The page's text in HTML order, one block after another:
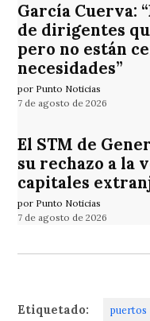
García Cuerva:
de dirigentes
pero no están
necesidades”
por Punto Noticias
7 de agosto de 2026
El STM de
su rechazo a la
capitales
por Punto Noticias
7 de agosto de 2026
Etiquetado: puertos